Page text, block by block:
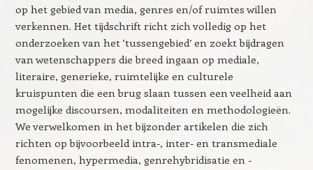
op het gebied van media, genres en/of ruimtes willen
verkennen. Het tijdschrift richt zich volledig op het
onderzoeken van het ‘tussengebied’ en zoekt bijdragen
van wetenschappers die breed ingaan op mediale,
literaire, generieke, ruimtelijke en culturele
kruispunten die een brug slaan tussen een veelheid aan
mogelijke discoursen, modaliteiten en methodologieën.
We verwelkomen in het bijzonder artikelen die zich
richten op bijvoorbeeld intra-, inter- en transmediale
fenomenen, hypermedia, genrehybridisatie en -